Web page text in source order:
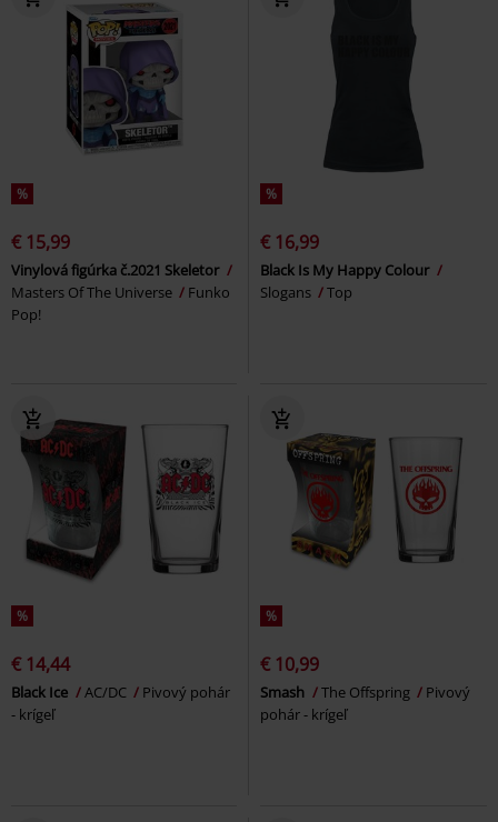
%
€ 15,99
Vinylová figúrka č.2021 Skeletor
Masters Of The Universe
Funko
Pop!
%
€ 16,99
Black Is My Happy Colour
Slogans
Top
%
€ 14,44
Black Ice AC/DC
Pivový pohár
- krígeľ
%
€ 10,99
Smash The Offspring
Pivový
pohár - krígeľ